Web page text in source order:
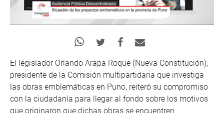
El legislador Orlando Arapa Roque (Nueva Constitución),
presidente de la Comisión multipartidaria que investiga
las obras emblemáticas en Puno, reiteró su compromiso
con la ciudadanía para llegar al fondo sobre los motivos
que originaron que dichas obras se encuentren